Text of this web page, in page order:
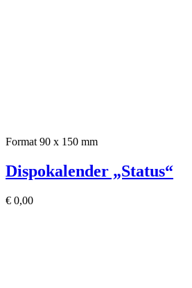
Format 90 x 150 mm
Dispokalender „Status“
€ 0,00